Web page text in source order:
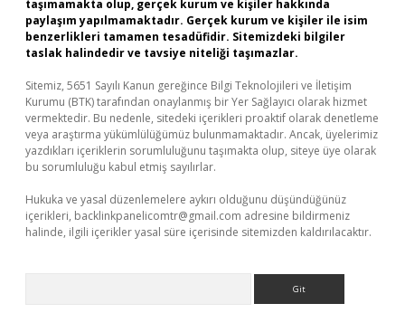
taşımamakta olup, gerçek kurum ve kişiler hakkında
paylaşım yapılmamaktadır. Gerçek kurum ve kişiler ile isim
benzerlikleri tamamen tesadüfidir. Sitemizdeki bilgiler
taslak halindedir ve tavsiye niteliği taşımazlar.
Sitemiz, 5651 Sayılı Kanun gereğince Bilgi Teknolojileri ve İletişim
Kurumu (BTK) tarafından onaylanmış bir Yer Sağlayıcı olarak hizmet
vermektedir. Bu nedenle, sitedeki içerikleri proaktif olarak denetleme
veya araştırma yükümlülüğümüz bulunmamaktadır. Ancak, üyelerimiz
yazdıkları içeriklerin sorumluluğunu taşımakta olup, siteye üye olarak
bu sorumluluğu kabul etmiş sayılırlar.
Hukuka ve yasal düzenlemelere aykırı olduğunu düşündüğünüz
içerikleri, backlinkpanelicomtr@gmail.com adresine bildirmeniz
halinde, ilgili içerikler yasal süre içerisinde sitemizden kaldırılacaktır.